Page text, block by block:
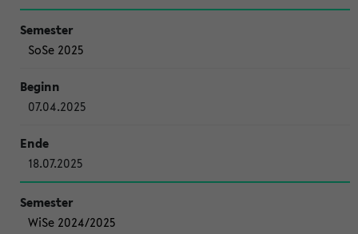
SoSe 2025
07.04.2025
18.07.2025
WiSe 2024/2025